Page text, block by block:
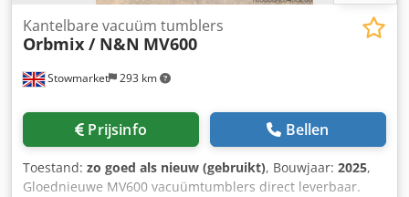
Stowmarket 293 km
Kantelbare vacuüm tumblers
Orbmix / N&N MV600
Prijsinfo Bellen
Toestand: zo goed als nieuw (gebruikt), Bouwjaar: 2025,
Gloednieuwe MV600 vacuümtumblers direct leverbaar.